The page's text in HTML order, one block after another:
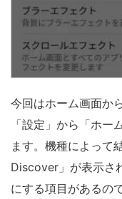
今回はホーム画面か
「設定」から「ホー
ます。機種によって
Discover」が表示さ
にする項目があるの